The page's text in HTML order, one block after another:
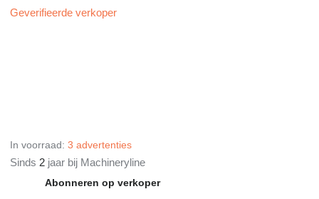
Geverifieerde verkoper
In voorraad: 3 advertenties
Sinds 2 jaar bij Machineryline
Abonneren op verkoper